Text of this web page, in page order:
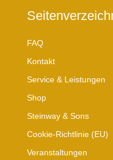
FAQ
Kontakt
Service & Leistungen
Shop
Steinway & Sons
Cookie-Richtlinie (EU)
Veranstaltungen